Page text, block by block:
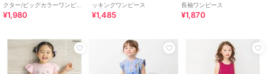
クター/ビッグカラーワンピー
ス
¥1,980
ッキングワンピース
¥1,485
長袖ワンピース
¥1,870